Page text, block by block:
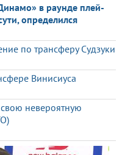
в раунде плей-
определился
по трансферу Судзуки
Винисиуса
невероятную